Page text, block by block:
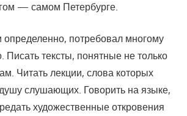
— самом Петербурге.
определенно, потребовал многому
Писать тексты, понятные не только
Читать лекции, слова которых
слушающих. Говорить на языке,
художественные откровения